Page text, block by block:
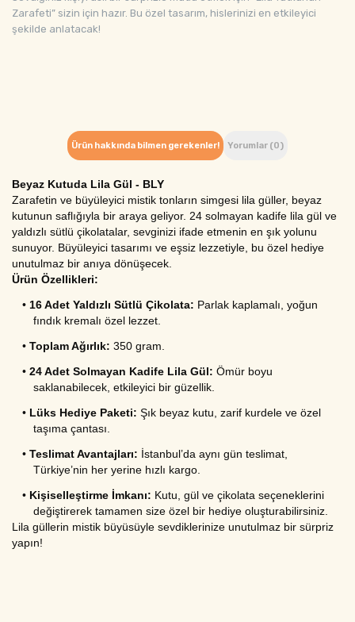
Zarafeti” sizin için hazır. Bu özel tasarım, hislerinizi en etkileyici
şekilde anlatacak!
Ürün hakkında bilmen gerekenler! Yorumlar (0)
Beyaz Kutuda Lila Gül - BLY
Zarafetin ve büyüleyici mistik tonların simgesi lila güller, beyaz
kutunun saflığıyla bir araya geliyor. 24 solmayan kadife lila gül ve
yaldızlı sütlü çikolatalar, sevginizi ifade etmenin en şık yolunu
sunuyor. Büyüleyici tasarımı ve eşsiz lezzetiyle, bu özel hediye
unutulmaz bir anıya dönüşecek.
Ürün Özellikleri:
• 16 Adet Yaldızlı Sütlü Çikolata: Parlak kaplamalı, yoğun
fındık kremalı özel lezzet.
• Toplam Ağırlık: 350 gram.
• 24 Adet Solmayan Kadife Lila Gül: Ömür boyu
saklanabilecek, etkileyici bir güzellik.
• Lüks Hediye Paketi: Şık beyaz kutu, zarif kurdele ve özel
taşıma çantası.
• Teslimat Avantajları: İstanbul’da aynı gün teslimat,
Türkiye’nin her yerine hızlı kargo.
• Kişiselleştirme İmkanı: Kutu, gül ve çikolata seçeneklerini
değiştirerek tamamen size özel bir hediye oluşturabilirsiniz.
Lila güllerin mistik büyüsüyle sevdiklerinize unutulmaz bir sürpriz
yapın!